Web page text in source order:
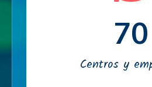
70
Centros y